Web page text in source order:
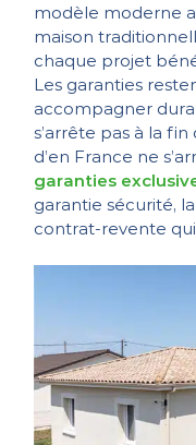
modèle moderne
maison
chaque projet
Les garanties
accompagner
s’arrête pas à la
d’en France ne
garanties
garantie sécurité,
contrat-revente